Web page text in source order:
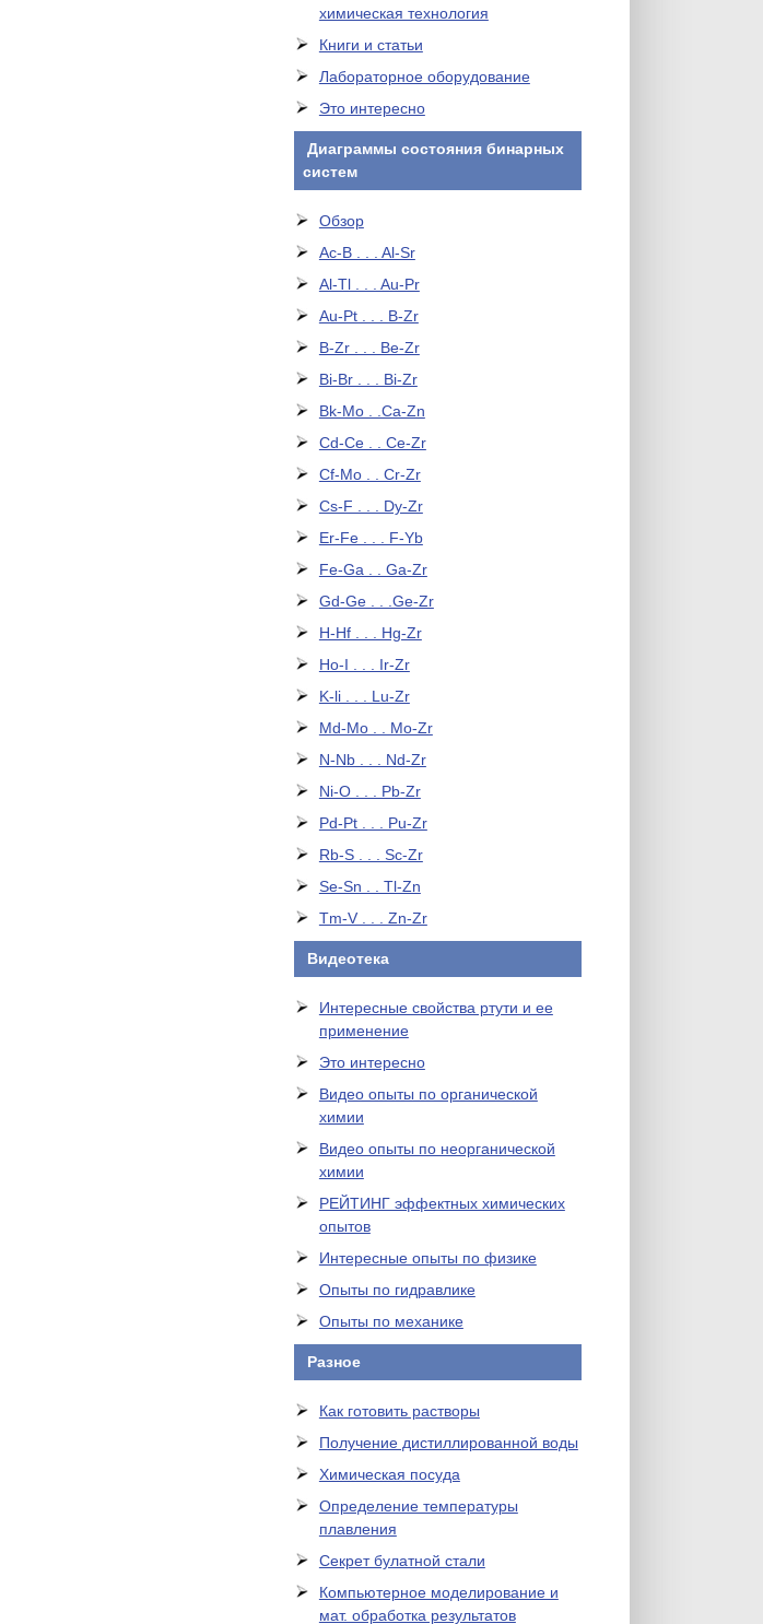
химическая технология
Книги и статьи
Лабораторное оборудование
Это интересно
Диаграммы состояния бинарных
систем
Обзор
Ac-B . . . Al-Sr
Al-Tl . . . Au-Pr
Au-Pt . . . B-Zr
B-Zr . . . Be-Zr
Bi-Br . . . Bi-Zr
Bk-Mo . .Ca-Zn
Cd-Ce . . Ce-Zr
Cf-Mo . . Cr-Zr
Cs-F . . . Dy-Zr
Er-Fe . . . F-Yb
Fe-Ga . . Ga-Zr
Gd-Ge . . .Ge-Zr
H-Hf . . . Hg-Zr
Ho-I . . . Ir-Zr
K-li . . . Lu-Zr
Md-Mo . . Mo-Zr
N-Nb . . . Nd-Zr
Ni-O . . . Pb-Zr
Pd-Pt . . . Pu-Zr
Rb-S . . . Sc-Zr
Se-Sn . . Tl-Zn
Tm-V . . . Zn-Zr
Видеотека
Интересные свойства ртути и ее
применение
Это интересно
Видео опыты по органической
химии
Видео опыты по неорганической
химии
РЕЙТИНГ эффектных химических
опытов
Интересные опыты по физике
Опыты по гидравлике
Опыты по механике
Разное
Как готовить растворы
Получение дистиллированной воды
Химическая посуда
Определение температуры
плавления
Секрет булатной стали
Компьютерное моделирование и
мат. обработка результатов